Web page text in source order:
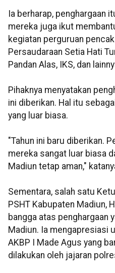
Ia berharap, penghargaan
mereka juga ikut
kegiatan perguruan
Persaudaraan Setia Hati
Pandan Alas, IKS, dan
Pihaknya menyatakan
ini diberikan. Hal itu
yang luar biasa.
"Tahun ini baru diberikan.
mereka sangat luar biasa
Madiun tetap aman,"
Sementara, salah satu
PSHT Kabupaten Madiun,
bangga atas penghargaan
Madiun. Ia mengapresiasi
AKBP I Made Agus yang
dilakukan oleh jajaran